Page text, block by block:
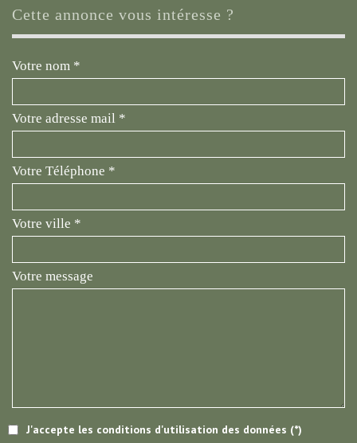
cette annonce vous intéresse ?
Votre nom *
Votre adresse mail *
Votre Téléphone *
Votre ville *
Votre message
J'accepte les conditions d'utilisation des données (*)